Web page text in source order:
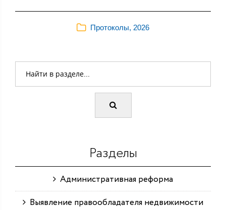
Протоколы, 2026
Разделы
Административная реформа
Выявление правообладателя недвижимости